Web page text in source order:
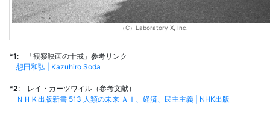
（C）Laboratory X, Inc.
*1: 「観察映画の十戒」参考リンク
想田和弘 | Kazuhiro Soda
*2: レイ・カーツワイル（参考文献）
ＮＨＫ出版新書 513 人類の未来 ＡＩ、経済、民主主義 | NHK出版